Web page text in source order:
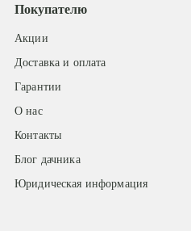
Покупателю
Акции
Доставка и оплата
Гарантии
О нас
Контакты
Блог дачника
Юридическая информация